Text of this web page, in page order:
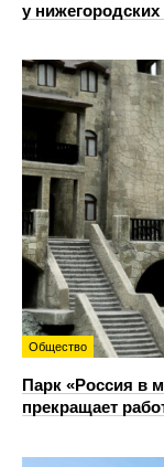
у нижегородских
Общество
Парк «Россия в
прекращает